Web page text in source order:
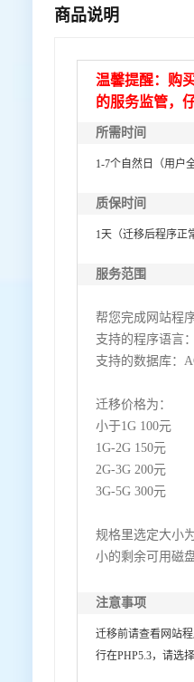
商品说明
温馨提醒：购
的服务监管，
所需时间
1-7个自然日（用户
质保时间
1天（迁移后程序正
服务范围
帮您完成网站程
支持的程序语言
支持的数据库：
迁移价格为：
小于1G 100元
1G-2G 150元
2G-3G 200元
3G-5G 300元
规格里选定大小
小的剩余可用磁
注意事项
迁移前请查看网站
行在PHP5.3，请选